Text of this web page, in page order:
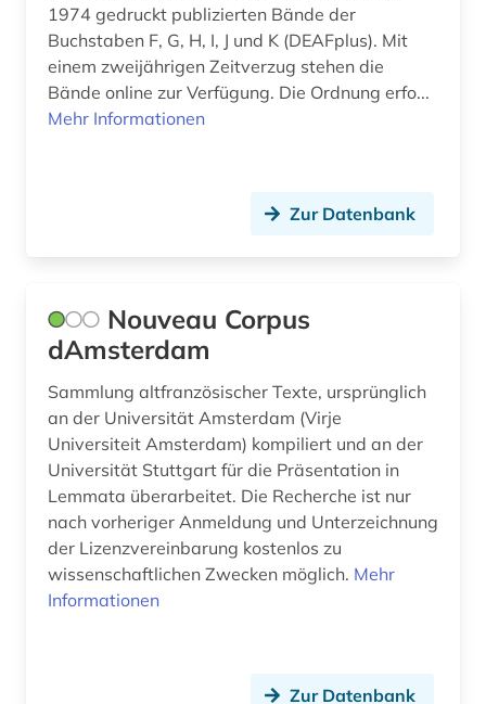
1974 gedruckt publizierten Bände der
Buchstaben F, G, H, I, J und K (DEAFplus). Mit
einem zweijährigen Zeitverzug stehen die
Bände online zur Verfügung. Die Ordnung erfo...
Mehr Informationen
Zur Datenbank
Nouveau Corpus
dAmsterdam
Sammlung altfranzösischer Texte, ursprünglich
an der Universität Amsterdam (Virje
Universiteit Amsterdam) kompiliert und an der
Universität Stuttgart für die Präsentation in
Lemmata überarbeitet. Die Recherche ist nur
nach vorheriger Anmeldung und Unterzeichnung
der Lizenzvereinbarung kostenlos zu
wissenschaftlichen Zwecken möglich. Mehr
Informationen
Zur Datenbank